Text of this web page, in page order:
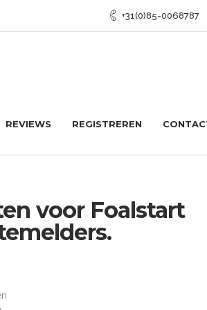
+31(0)85-0068787
REVIEWS REGISTREREN
voor Foalstart